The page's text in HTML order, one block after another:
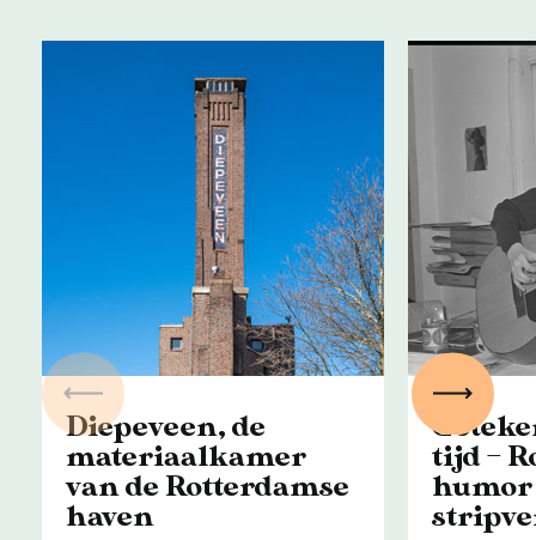
Diepeveen, de
materiaalkamer
van de Rotterdamse
haven
tijd –
Vorige